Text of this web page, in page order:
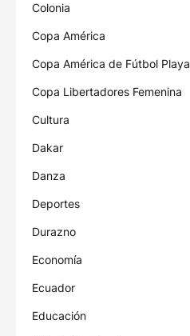
Colonia
Copa América
Copa América de Fútbol Playa
Copa Libertadores Femenina
Cultura
Dakar
Danza
Deportes
Durazno
Economía
Ecuador
Educación